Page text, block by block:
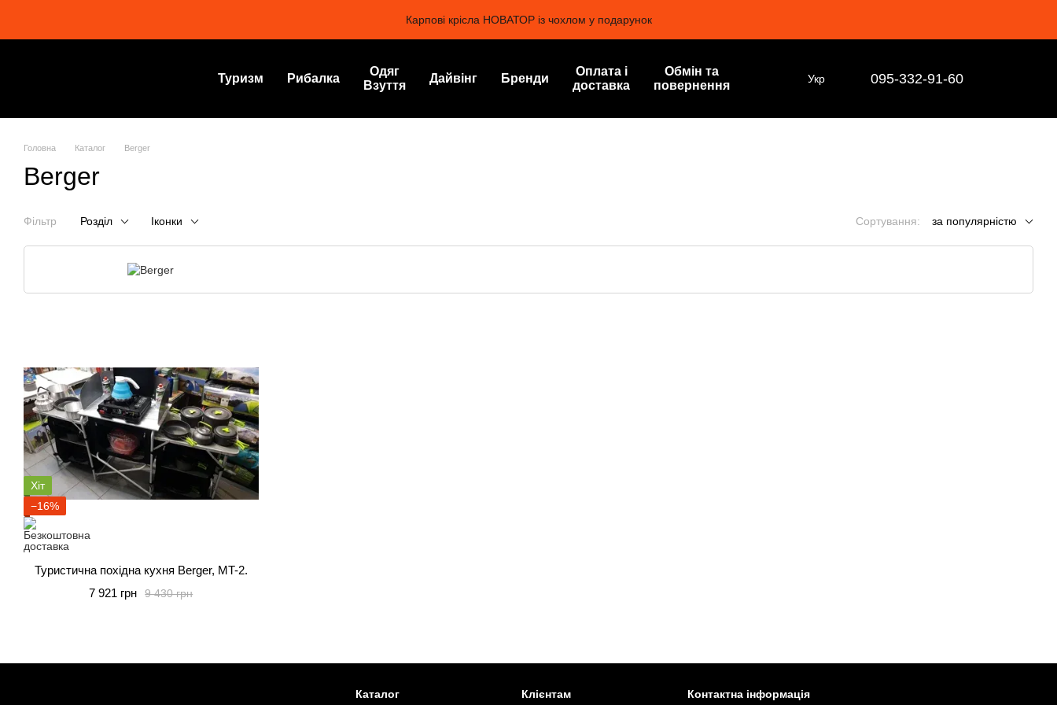
Карпові крісла НОВАТОР із чохлом у подарунок
Туризм Рибалка
Одяг
Взуття
Дайвінг Бренди
Оплата і
доставка
Обмін та
повернення
Укр 095-332-91-60
Головна Каталог Berger
Berger
Фільтр Розділ Іконки Сортування: за популярністю
Хіт
−16%
Туристична похідна кухня Berger, MT-2.
9 430 грн
7 921 грн
Каталог Клієнтам Контактна інформація